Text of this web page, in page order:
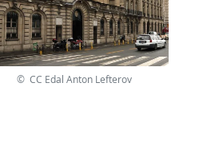
© CC Edal Anton Lefterov